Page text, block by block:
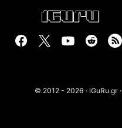
© 2012 - 2026 · iGuRu.gr ·